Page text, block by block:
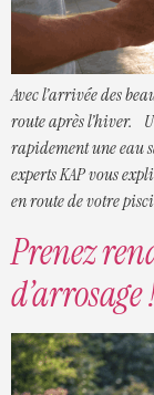
Avec l’arrivée des
route après l’hiver.
rapidement une eau
experts KAP vous
en route de votre
Prenez
d’arrosage